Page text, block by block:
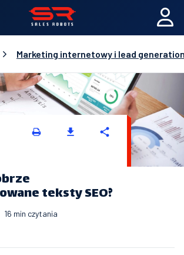
Marketing internetowy i lead
teksty SEO?
16 min czytania